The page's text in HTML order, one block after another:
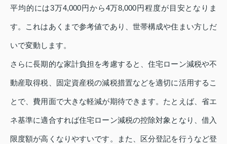
平均的には3万4,000円から4万8,000円程度が目安となりま
す。これはあくまで参考値であり、世帯構成や住まい方しだ
いで変動します。
さらに長期的な家計負担を考慮すると、住宅ローン減税や不
動産取得税、固定資産税の減税措置などを適切に活用するこ
とで、費用面で大きな軽減が期待できます。たとえば、省エ
ネ基準に適合すれば住宅ローン減税の控除対象となり、借入
限度額が高くなりやすいです。また、区分登記を行うなど登